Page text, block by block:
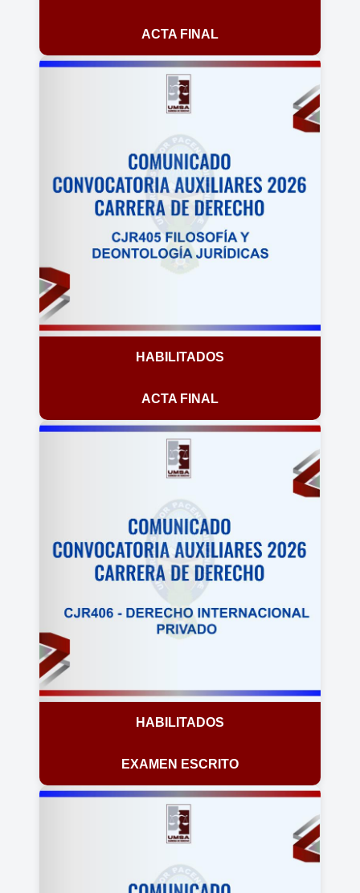
ACTA FINAL
HABILITADOS
ACTA FINAL
HABILITADOS
EXAMEN ESCRITO